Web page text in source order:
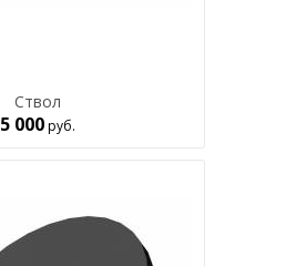
Ствол
5 000руб.